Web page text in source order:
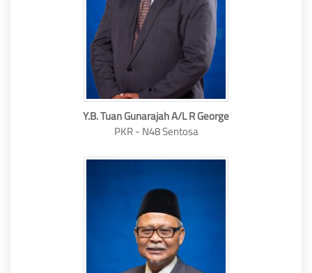
Y.B. Tuan Gunarajah A/L R George
PKR - N48 Sentosa